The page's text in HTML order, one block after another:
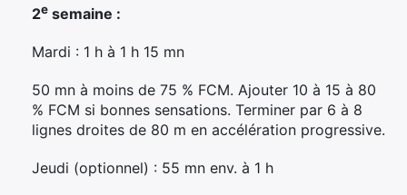
2e semaine :
Mardi : 1 h à 1 h 15 mn
50 mn à moins de 75 % FCM. Ajouter 10 à 15 à 80
% FCM si bonnes sensations. Terminer par 6 à 8
lignes droites de 80 m en accélération progressive.
Jeudi (optionnel) : 55 mn env. à 1 h